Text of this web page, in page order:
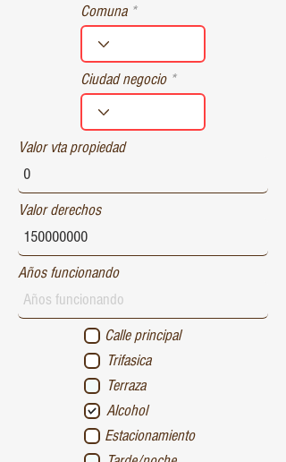
Comuna
Ciudad negocio
Valor vta propiedad
Valor derechos
Años funcionando
Calle principal
Trifasica
Terraza
Alcohol
Estacionamiento